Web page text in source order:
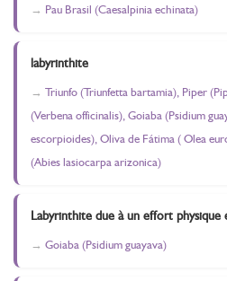
Pau Brasil (Caesalpinia echinata)
labyrinthite
Triunfo (Triunfetta bartamia), Piper
(Verbena officinalis), Goiaba (Psidium
escorpioides), Oliva de Fátima ( Olea
(Abies lasiocarpa arizonica)
Labyrinthite due à un effort physique
Goiaba (Psidium guayava)